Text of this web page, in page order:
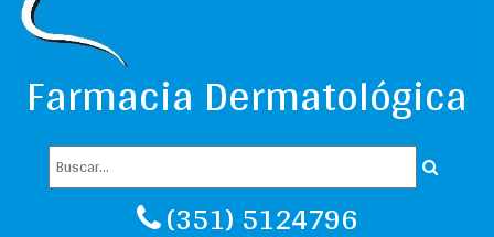
Farmacia Dermatológica
(351) 5124796